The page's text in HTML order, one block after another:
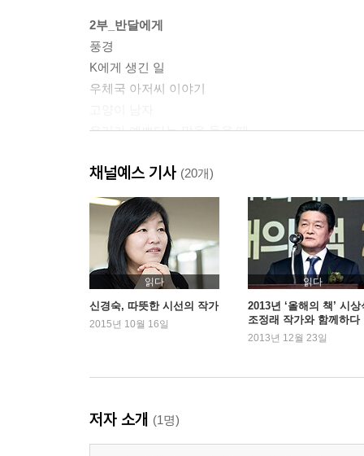
2부_반달에게
풍경
K에게 생긴 일
우체국 아저씨 이야기
우리가 예쁘다는 말을 들을 때
모르는 사람에게 쓰는 편지
3부_보름달에게
노루는 무슨 노루
인생 수업
내가 아이였을 때도
Y가 담배를 왜 끊었는지 아는 사람?
상추 씨 뿌려야는디
봄비 오시는 날
Q와 A
채널예스 기사 (20개)
읽다
신경숙, 따뜻한 시선의 작가
2015년 10월 16일
읽다
2013년 ‘올해의 책’ 시상
조정래 작가와 함께하다
2013년 12월 23일
저자 소개 (1명)